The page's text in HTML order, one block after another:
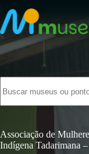
para
o
conteúdo
resultados
Associação de
Indígena Tadarimana